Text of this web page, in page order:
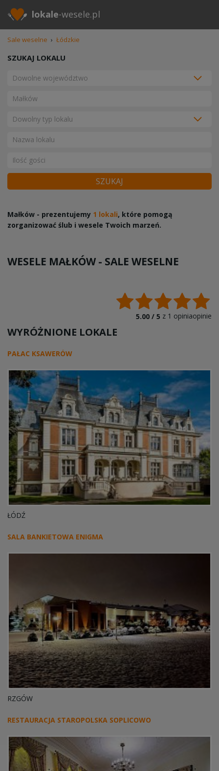
lokale-wesele.pl
Sale weselne › Łódzkie
SZUKAJ LOKALU
SZUKAJ
Małków - prezentujemy 1 lokali, które pomogą
zorganizować ślub i wesele Twoich marzeń.
WESELE MAŁKÓW - SALE WESELNE
5.00 / 5 z 1 opiniaopinie
WYRÓŻNIONE LOKALE
PAŁAC KSAWERÓW
ŁÓDŹ
SALA BANKIETOWA ENIGMA
RZGÓW
RESTAURACJA STAROPOLSKA SOPLICOWO